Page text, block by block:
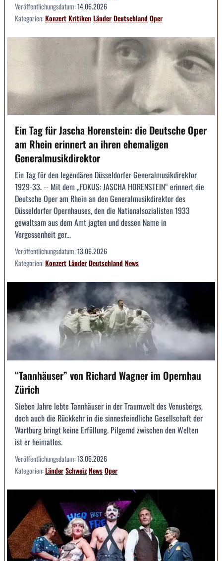
Veröffentlichungsdatum:14.06.2026
Kategorien:KonzertKritikenLänderDeutschlandOper
Ein Tag für Jascha Horenstein: die Deutsche Oper
am Rhein erinnert an ihren ehemaligen
Generalmusikdirektor
Ein Tag für den legendären Düsseldorfer Generalmusikdirektor
1929-33. -- Mit dem „FOKUS: JASCHA HORENSTEIN“ erinnert die
Deutsche Oper am Rhein an den Generalmusikdirektor des
Düsseldorfer Opernhauses, den die Nationalsozialisten 1933
gewaltsam aus dem Amt jagten und dessen Name in
Vergessenheit ger...
Veröffentlichungsdatum:13.06.2026
Kategorien:KonzertLänderDeutschlandNews
“Tannhäuser” von Richard Wagner im Opernhau
Zürich
Sieben Jahre lebte Tannhäuser in der Traumwelt des Venusbergs,
doch auch die Rückkehr in die sinnesfeindliche Gesellschaft der
Wartburg bringt keine Erfüllung. Pilgernd zwischen den Welten
ist er heimatlos.
Veröffentlichungsdatum:13.06.2026
Kategorien:LänderSchweizNewsOper